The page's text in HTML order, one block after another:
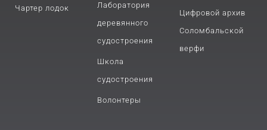
Чартер лодок
Лаборатория
деревянного
судостроения
Школа
судостроения
Волонтеры
Цифровой архив
Соломбальской
верфи